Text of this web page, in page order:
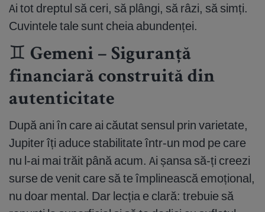
Ai tot dreptul să ceri, să plângi, să râzi, să simți.
Cuvintele tale sunt cheia abundenței.
♊ Gemeni – Siguranță
financiară construită din
autenticitate
După ani în care ai căutat sensul prin varietate,
Jupiter îți aduce stabilitate într-un mod pe care
nu l-ai mai trăit până acum. Ai șansa să-ți creezi
surse de venit care să te împlinească emoțional,
nu doar mental. Dar lecția e clară: trebuie să